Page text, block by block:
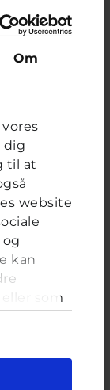
Om
dig
til at
website
kan
som
cookies,
vores
svar.
vide hvorfor?
det